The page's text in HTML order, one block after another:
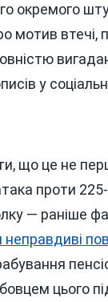
окремого
мотив втечі,
у
що це не
проти
— раніше
цього